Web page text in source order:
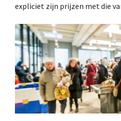
expliciet zijn prijzen met die
Albert Heijn 115,03 euro,
uitkomt op 89,22 euro. .